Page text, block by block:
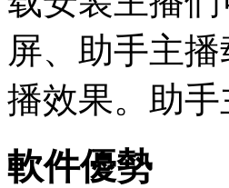
屏、助手主
播效果。助
軟件優勢